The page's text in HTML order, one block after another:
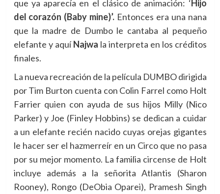
que ya aparecía en el clásico de animación: ‘Hijo
del corazón (Baby mine)’. Entonces era una nana
que la madre de Dumbo le cantaba al pequeño
elefante y aquíNajwa la interpreta en los créditos
finales.
La nueva recreación de la película DUMBO dirigida
por Tim Burton cuenta con Colin Farrel como Holt
Farrier quien con ayuda de sus hijos Milly (Nico
Parker) y Joe (Finley Hobbins) se dedican a cuidar
a un elefante recién nacido cuyas orejas gigantes
le hacer ser el hazmerreír en un Circo que no pasa
por su mejor momento. La familia circense de Holt
incluye además a la señorita Atlantis (Sharon
Rooney), Rongo (DeObia Oparei), Pramesh Singh